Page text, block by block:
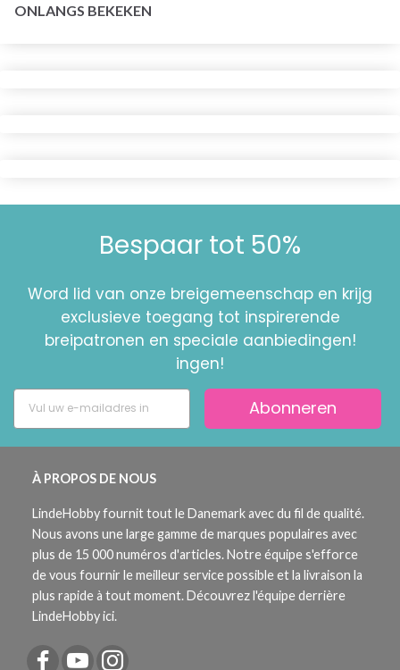
ONLANGS BEKEKEN
Bespaar tot 50%
Word lid van onze breigemeenschap en krijg
exclusieve toegang tot inspirerende
breipatronen en speciale aanbiedingen!
ingen!
Abonneren
À PROPOS DE NOUS
LindeHobby fournit tout le Danemark avec du fil de qualité.
Nous avons une large gamme de marques populaires avec
plus de 15 000 numéros d'articles. Notre équipe s'efforce
de vous fournir le meilleur service possible et la livraison la
plus rapide à tout moment. Découvrez l'équipe derrière
LindeHobby ici.